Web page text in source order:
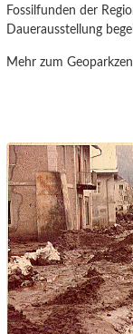
Fossilfunden der
Dauerausstellung
Mehr zum